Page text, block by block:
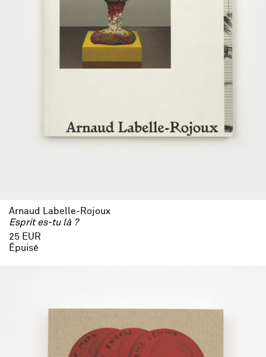
Arnaud Labelle-Rojoux
Esprit es-tu là ?
25 EUR
Épuisé